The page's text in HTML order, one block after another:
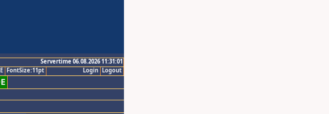
Servertime 06.08.2026 11:31:01
Logout
Login
FontSize:11pt